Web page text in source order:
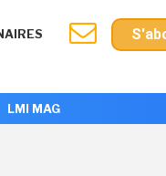
LMI MAG